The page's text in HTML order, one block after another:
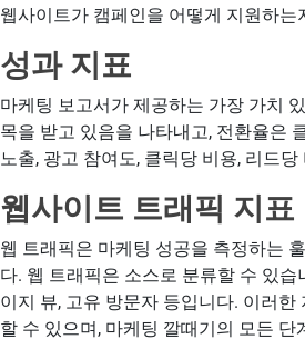
웹사이트가 캠페인을 어떻게 지원하
성과 지표
마케팅 보고서가 제공하는 가장 가치
목을 받고 있음을 나타내고, 전환율은
노출, 광고 참여도, 클릭당 비용, 리드
웹사이트 트래픽 지표
웹 트래픽은 마케팅 성공을 측정하는
다. 웹 트래픽은 소스로 분류할 수 있
이지 뷰, 고유 방문자 등입니다. 이러
할 수 있으며, 마케팅 깔때기의 모든